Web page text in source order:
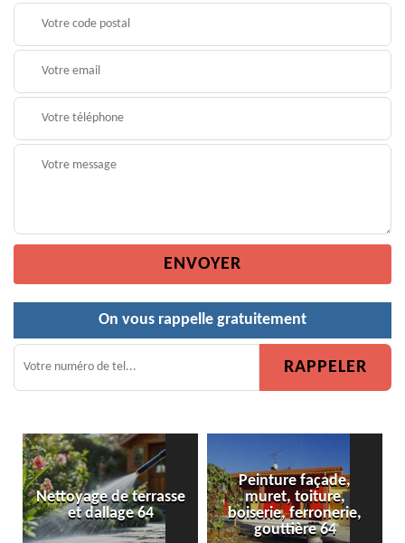
On vous rappelle gratuitement
terrasse
64
Peinture façade,
muret, toiture,
boiserie, ferronerie,
gouttière 64
Peinture de